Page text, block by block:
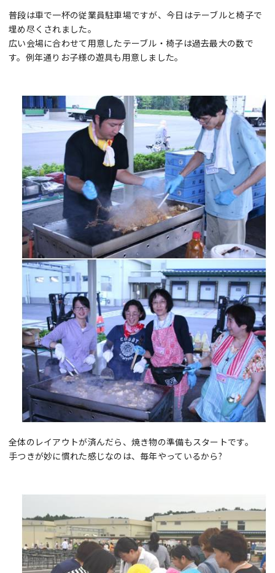
普段は車で一杯の従業員駐車場ですが、今日はテーブルと椅子で
埋め尽くされました。
広い会場に合わせて用意したテーブル・椅子は過去最大の数で
す。例年通りお子様の遊具も用意しました。
全体のレイアウトが済んだら、焼き物の準備もスタートです。
手つきが妙に慣れた感じなのは、毎年やっているから?